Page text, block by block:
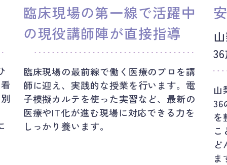
臨床現場の第一線で活躍中
の現役講師陣が直接指導
臨床現場の最前線で働く医療のプロを講
師に迎え、実践的な授業を行います。電
子模擬カルテを使った実習など、最新の
医療やIT化が進む現場に対応できる力を
しっかり養います。
山
36
を
こ
ま